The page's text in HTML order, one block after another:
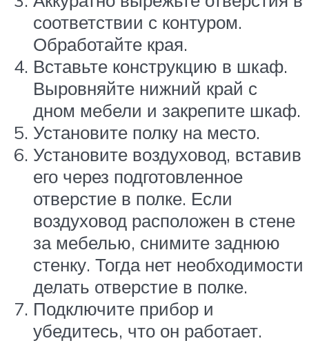
соответствии с контуром.
Обработайте края.
Вставьте конструкцию в шкаф.
Выровняйте нижний край с
дном мебели и закрепите шкаф.
Установите полку на место.
Установите воздуховод, вставив
его через подготовленное
отверстие в полке. Если
воздуховод расположен в стене
за мебелью, снимите заднюю
стенку. Тогда нет необходимости
делать отверстие в полке.
Подключите прибор и
убедитесь, что он работает.